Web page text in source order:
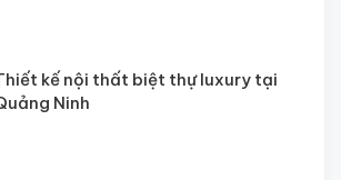
kế nội thất biệt thự luxury tại
Ninh